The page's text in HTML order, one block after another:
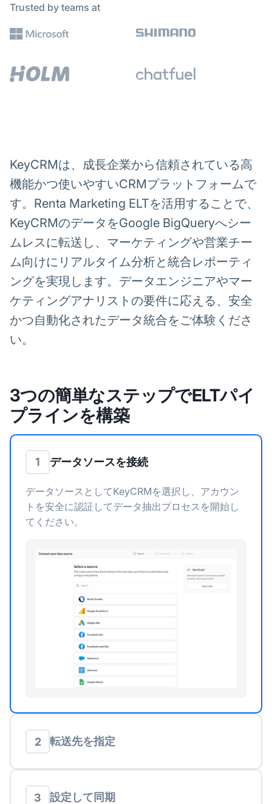
Trusted by teams at
KeyCRMは、成長企業から信頼されている高
機能かつ使いやすいCRMプラットフォームで
す。Renta Marketing ELTを活用することで、
KeyCRMのデータをGoogle BigQueryへシー
ムレスに転送し、マーケティングや営業チー
ム向けにリアルタイム分析と統合レポーティ
ングを実現します。データエンジニアやマー
ケティングアナリストの要件に応える、安全
かつ自動化されたデータ統合をご体験くださ
い。
3つの簡単なステップでELTパイ
プラインを構築
1 データソースを接続
データソースとしてKeyCRMを選択し、アカウン
トを安全に認証してデータ抽出プロセスを開始し
てください。
2 転送先を指定
3 設定して同期